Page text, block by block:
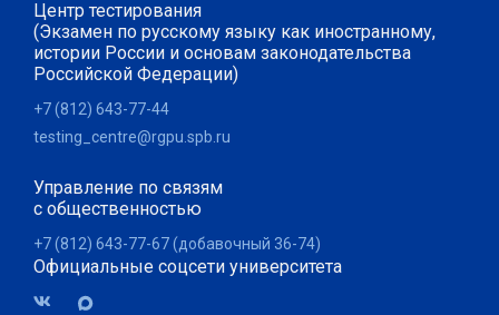
Центр тестирования
(Экзамен по русскому языку как иностранному,
истории России и основам законодательства
Российской Федерации)
+7 (812) 643-77-44
testing_centre@rgpu.spb.ru
Управление по связям
с общественностью
+7 (812) 643-77-67 (добавочный 36-74)
Официальные соцсети университета